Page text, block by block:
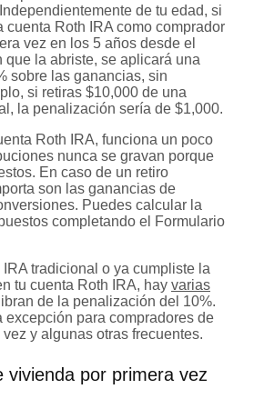
de tu edad, si
cuenta Roth IRA como comprador
vez en los 5 años desde el
que la abriste, se aplicará una
sobre las ganancias, sin
si retiras $10,000 de una
la penalización sería de $1,000.
Roth IRA, funciona un poco
nunca se gravan porque
En caso de un retiro
son las ganancias de
Puedes calcular la
completando el Formulario
tradicional o ya cumpliste la
tu cuenta Roth IRA, hay varias
de la penalización del 10%.
excepción para compradores de
y algunas otras frecuentes.
vivienda por primera vez